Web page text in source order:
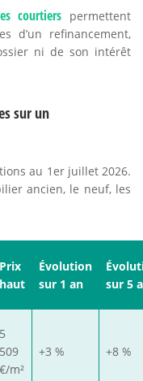
courtiers permettent
d’un refinancement,
ni de son intérêt
sur un
au 1er juillet 2026.
ancien, le neuf, les
Prix
haut
Évolution
sur 1 an
sur 5
5
509
€/m²
+3 % +8 %